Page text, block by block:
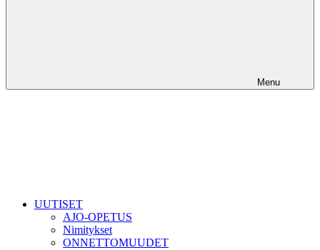
Menu
UUTISET
AJO-OPETUS
Nimitykset
ONNETTOMUUDET